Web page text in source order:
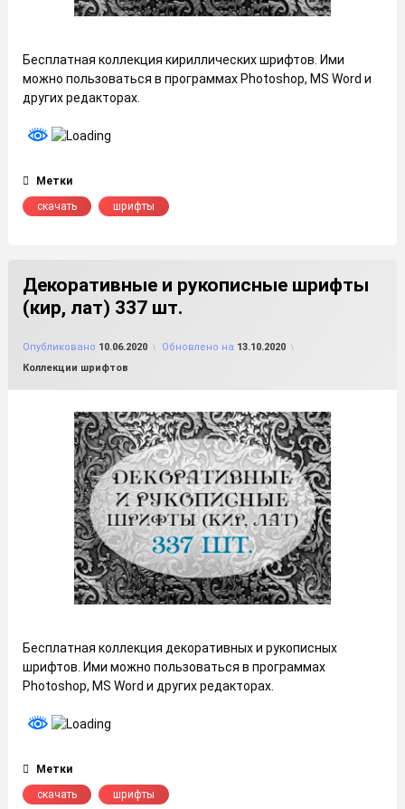
Бесплатная коллекция кириллических шрифтов. Ими
можно пользоваться в программах Photoshop, MS Word и
других редакторах.
Метки
скачать
шрифты
Декоративные и рукописные шрифты
(кир, лат) 337 шт.
Опубликовано 10.06.2020 Обновлено на 13.10.2020
Рубрики:
Коллекции шрифтов
Бесплатная коллекция декоративных и рукописных
шрифтов. Ими можно пользоваться в программах
Photoshop, MS Word и других редакторах.
Метки
скачать
шрифты